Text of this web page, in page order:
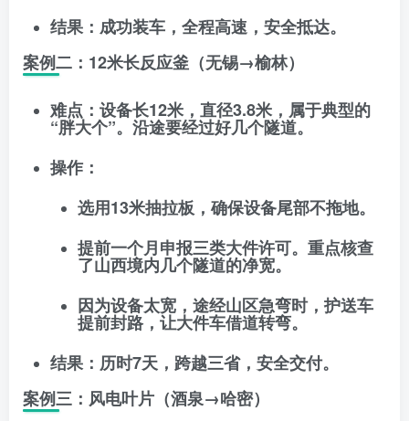
结果：成功装车，全程高速，安全抵达。
案例二：12米长反应釜（无锡→榆林）
难点 ：设备长12米，直径3.8米，属于典型的
“胖大个”。沿途要经过好几个隧道。
操作 ：
选用13米抽拉板 ，确保设备尾部不拖地。
提前一个月申报三类大件许可。重点核查
了山西境内几个隧道的净宽。
因为设备太宽，途经山区急弯时，护送车
提前封路，让大件车借道转弯。
结果：历时7天，跨越三省，安全交付。
案例三：风电叶片（酒泉→哈密）